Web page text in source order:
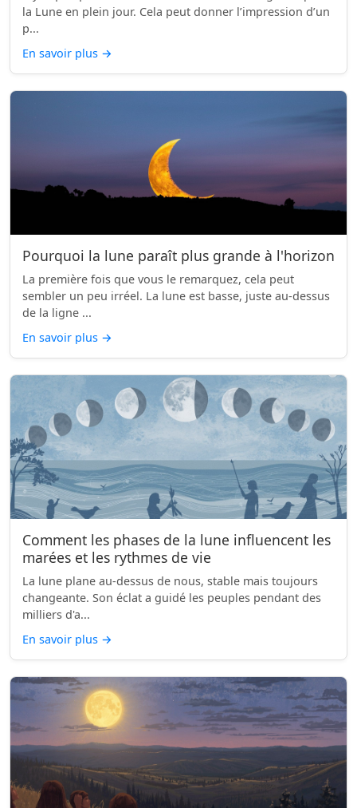
la Lune en plein jour. Cela peut donner l’impression d’un
p...
En savoir plus →
Pourquoi la lune paraît plus grande à l'horizon
La première fois que vous le remarquez, cela peut
sembler un peu irréel. La lune est basse, juste au-dessus
de la ligne ...
En savoir plus →
Comment les phases de la lune influencent les
marées et les rythmes de vie
La lune plane au-dessus de nous, stable mais toujours
changeante. Son éclat a guidé les peuples pendant des
milliers d'a...
En savoir plus →